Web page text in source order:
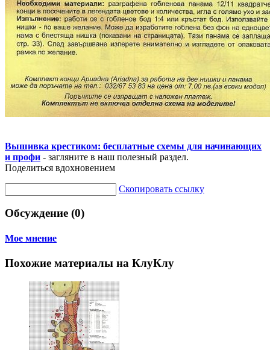
Вышивка крестиком: бесплатные схемы для начинающих
и профи - загляните в наш полезный раздел.
Поделиться вдохновением
Скопировать ссылку
Обсуждение (0)
Мое мнение
Похожие материалы на КлуКлу